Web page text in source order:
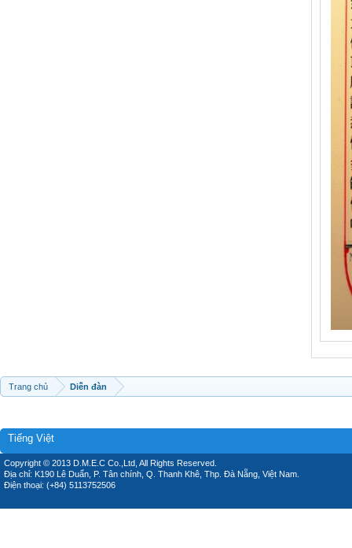
Trang chủ Diễn đàn
Tiếng Việt
Copyright © 2013 D.M.E.C Co.,Ltd, All Rights Reserved.
Địa chỉ: K190 Lê Duẩn, P. Tân chính, Q. Thanh Khê, Thp. Đà Nẵng, Việt Nam.
Điện thoại: (+84) 5113752506